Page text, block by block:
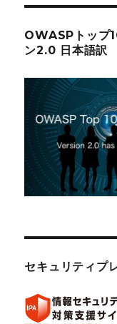
OWASPトップ
ン2.0 日本語訳
セキュリティプ